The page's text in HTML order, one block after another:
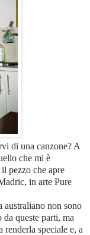
di una canzone? A
che mi è
il pezzo che apre
in arte Pure
australiano non sono
queste parti, ma
speciale e, a